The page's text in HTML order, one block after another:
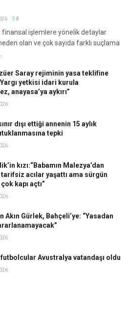
0
finansal işlemlere yönelik detaylar
olan ve çok sayıda farklı suçlama
Saray rejiminin yasa teklifine
yetkisi idari kurula
anayasa’ya aykırı”
dışı ettiği annenin 15 aylık
tepki
kızı:“Babamın Malezya’dan
tarifsiz acılar yaşattı ama sürgün
kapı açtı”
Akın Gürlek, Bahçeli’ye: “Yasadan
futbolcular Avustralya vatandaşı oldu